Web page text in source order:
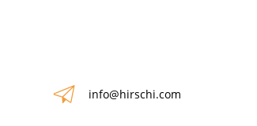
info@hirschi.com